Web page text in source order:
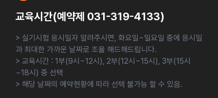
교육시간(예약제 031-319-4133)
> 실기시험 응시일자 알려주시면, 화요일~일요일 중에 응시일
과 최대한 가까운 날짜로 조율 해드해드립니다.
> 교육시간 : 1부(9시~12시), 2부(12시~15시), 3부(15시
~18시) 중 선택
> 해당 날짜의 예약현황에 따라 선택 불가능 할 수 있음.